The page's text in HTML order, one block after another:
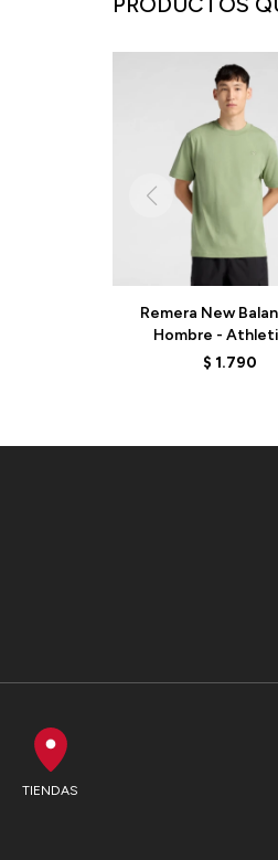
Remera New
Hombre -
MT41533AAR -
$ 1.790
TIENDAS